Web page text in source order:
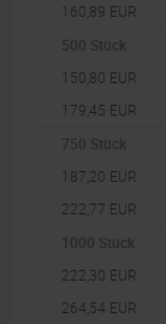
160,89 EUR
500 Stück
150,80 EUR
179,45 EUR
750 Stück
187,20 EUR
222,77 EUR
1000 Stück
222,30 EUR
264,54 EUR